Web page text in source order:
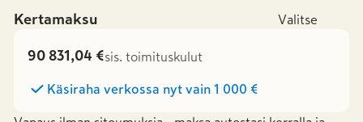
Kertamaksu Valitse
90 831,04 €sis. toimituskulut
Käsiraha verkossa nyt vain 1 000 €